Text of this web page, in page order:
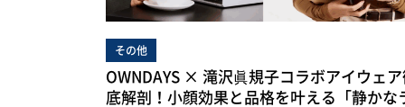
その他
OWNDAYS × 滝沢眞規子コラボアイウェ
底解剖！小顔効果と品格を叶える「静かな